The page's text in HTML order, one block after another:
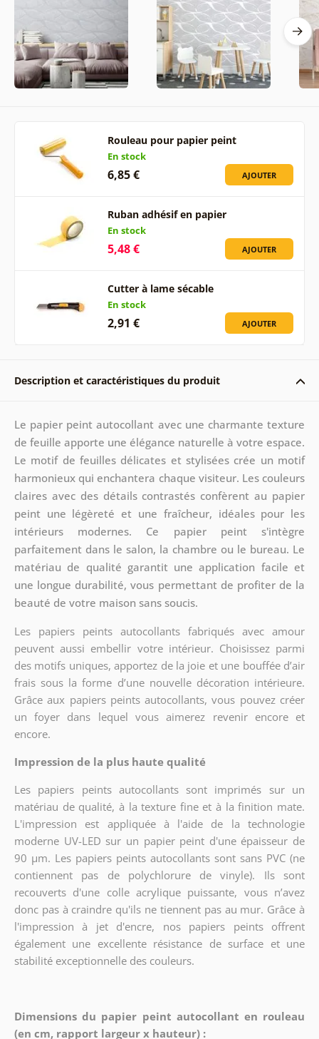
Rouleau pour papier peint
En stock
6,85 € AJOUTER
Ruban adhésif en papier
En stock
5,48 € AJOUTER
Cutter à lame sécable
En stock
2,91 € AJOUTER
Description et caractéristiques du produit
Le papier peint autocollant avec une charmante texture
de feuille apporte une élégance naturelle à votre espace.
Le motif de feuilles délicates et stylisées crée un motif
harmonieux qui enchantera chaque visiteur. Les couleurs
claires avec des détails contrastés confèrent au papier
peint une légèreté et une fraîcheur, idéales pour les
intérieurs modernes. Ce papier peint s'intègre
parfaitement dans le salon, la chambre ou le bureau. Le
matériau de qualité garantit une application facile et
une longue durabilité, vous permettant de profiter de la
beauté de votre maison sans soucis.
Les papiers peints autocollants fabriqués avec amour
peuvent aussi embellir votre intérieur. Choisissez parmi
des motifs uniques, apportez de la joie et une bouffée d’air
frais sous la forme d’une nouvelle décoration intérieure.
Grâce aux papiers peints autocollants, vous pouvez créer
un foyer dans lequel vous aimerez revenir encore et
encore.
Impression de la plus haute qualité
Les papiers peints autocollants sont imprimés sur un
matériau de qualité, à la texture fine et à la finition mate.
L'impression est appliquée à l'aide de la technologie
moderne UV-LED sur un papier peint d'une épaisseur de
90 µm. Les papiers peints autocollants sont sans PVC (ne
contiennent pas de polychlorure de vinyle). Ils sont
recouverts d'une colle acrylique puissante, vous n’avez
donc pas à craindre qu'ils ne tiennent pas au mur. Grâce à
l'impression à jet d'encre, nos papiers peints offrent
également une excellente résistance de surface et une
stabilité exceptionnelle des couleurs.
Dimensions du papier peint autocollant en rouleau
(en cm, rapport largeur x hauteur) :